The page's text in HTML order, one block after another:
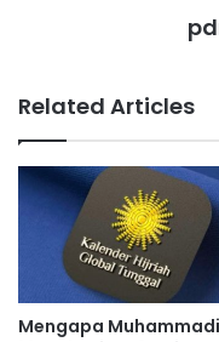
Related Articles
Mengapa